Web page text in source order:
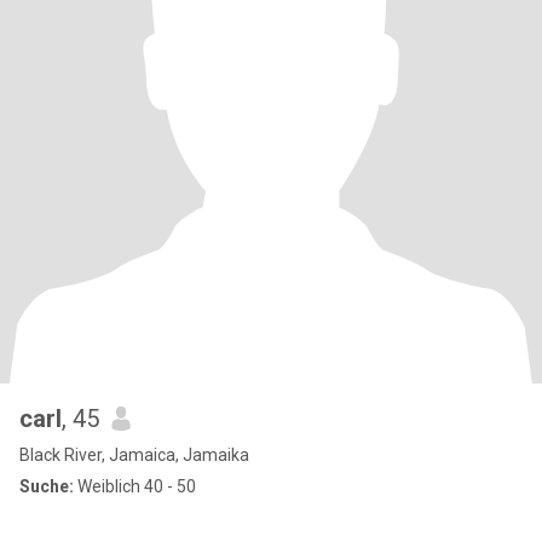
carl, 45
Black River, Jamaica, Jamaika
Suche: Weiblich 40 - 50